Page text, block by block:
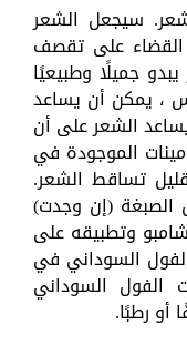
سيجعل الشعر
القضاء على تقصف
جميلًا وطبيعيًا
، يمكن أن يساعد
الشعر على أن
الموجودة في
تساقط الشعر.
الصبغة (إن وجدت)
وتطبيقه على
السوداني في
الفول السوداني
أو رطبًا.